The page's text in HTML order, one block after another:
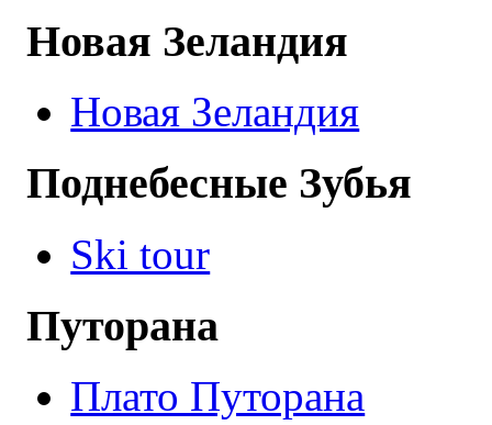
Новая Зеландия
Новая Зеландия
Поднебесные Зубья
Ski tour
Путорана
Плато Путорана